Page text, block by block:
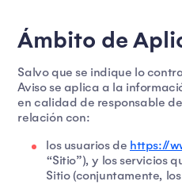
Ámbito de
Salvo que se indique lo
Aviso se aplica a la
en calidad de responsable
relación con:
los usuarios de https://
“Sitio”), y los servicios
Sitio (conjuntamente,